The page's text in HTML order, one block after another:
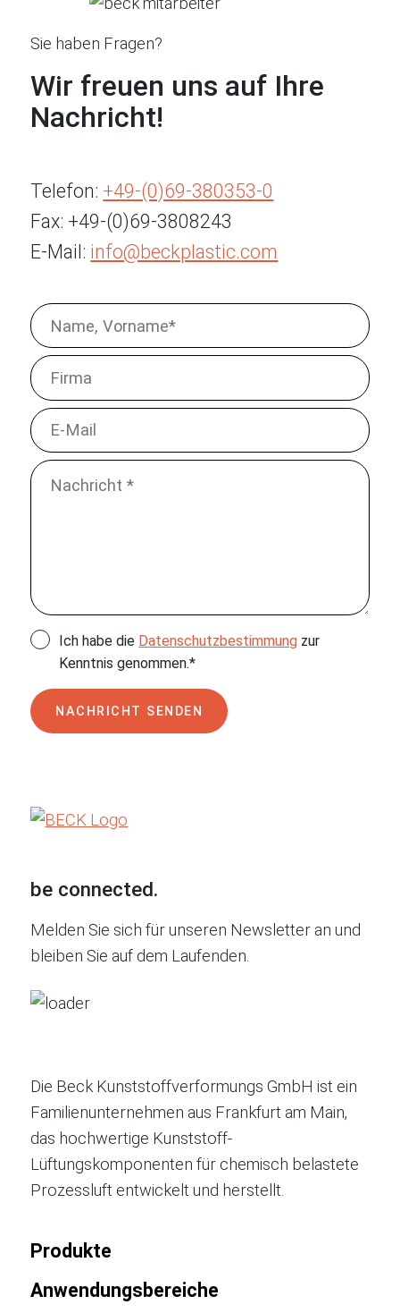
Sie haben Fragen?
Wir freuen uns auf Ihre
Nachricht!
Telefon: +49-(0)69-380353-0
Fax: +49-(0)69-3808243
E-Mail: info@beckplastic.com
Ich habe die Datenschutzbestimmung zur
Kenntnis genommen.*
NACHRICHT SENDEN
be connected.
Melden Sie sich für unseren Newsletter an und
bleiben Sie auf dem Laufenden.
Die Beck Kunststoffverformungs GmbH ist ein
Familienunternehmen aus Frankfurt am Main,
das hochwertige Kunststoff-
Lüftungskomponenten für chemisch belastete
Prozessluft entwickelt und herstellt.
Produkte
Anwendungsbereiche